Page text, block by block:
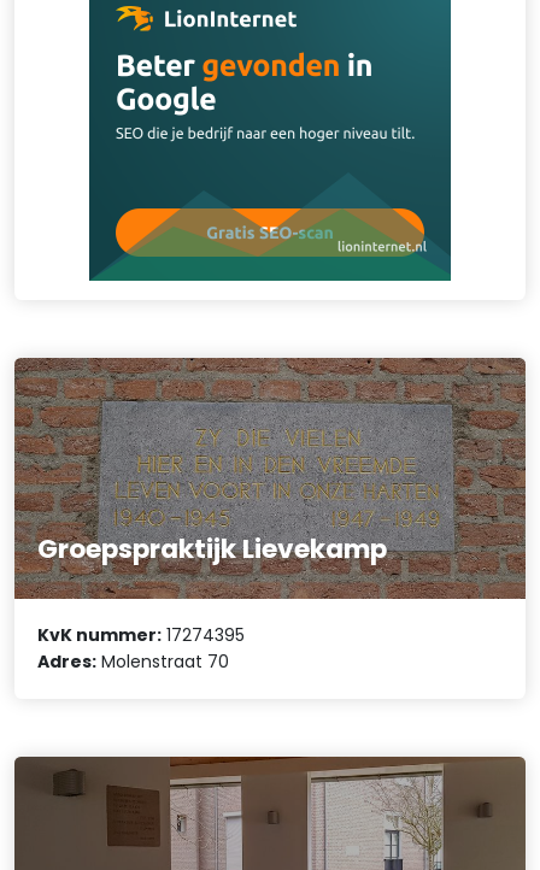
Groepspraktijk Lievekamp
KvK nummer: 17274395
Adres: Molenstraat 70